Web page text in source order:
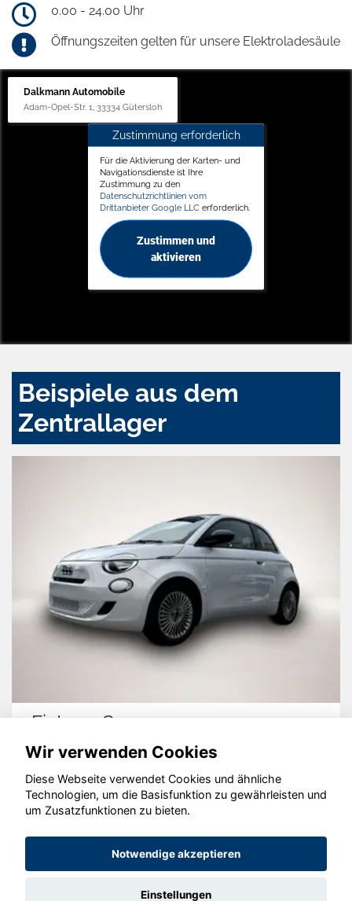
0.00 - 24.00 Uhr
Öffnungszeiten gelten für unsere Elektroladesäule
Dalkmann Automobile
Adam-Opel-Str. 1, 33334 Gütersloh
Zustimmung erforderlich
Für die Aktivierung der Karten- und
Navigationsdienste ist Ihre
Zustimmung zu den
Datenschutzrichtlinien vom
Drittanbieter Google LLC erforderlich.
Zustimmen und
aktivieren
Beispiele aus dem
Zentrallager
Fiat 500C
© konjunkturmotor.de GmbH 2020 - 2026
Wir verwenden Cookies
Diese Webseite verwendet Cookies und ähnliche
Technologien, um die Basisfunktion zu gewährleisten und
um Zusatzfunktionen zu bieten.
Notwendige akzeptieren
Einstellungen